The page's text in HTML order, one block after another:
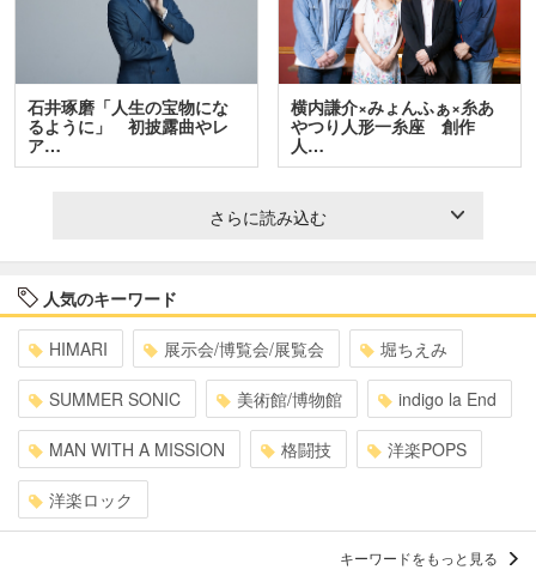
石井琢磨「人生の宝物にな
るように」 初披露曲やレ
ア…
横内謙介×みょんふぁ×糸あ
やつり人形一糸座 創作
人…
さらに読み込む
人気のキーワード
HIMARI 展示会/博覧会/展覧会 堀ちえみ
SUMMER SONIC 美術館/博物館 indigo la End
MAN WITH A MISSION 格闘技 洋楽POPS
洋楽ロック
キーワードをもっと見る